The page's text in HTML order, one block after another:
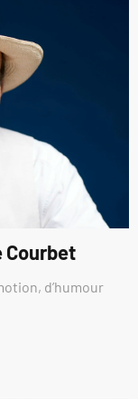
Courbet
d’humour